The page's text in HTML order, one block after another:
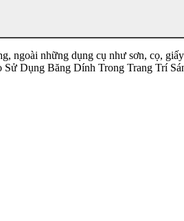
ngoài những dụng cụ như sơn, cọ,
Dụng Băng Dính Trong Trang Trí